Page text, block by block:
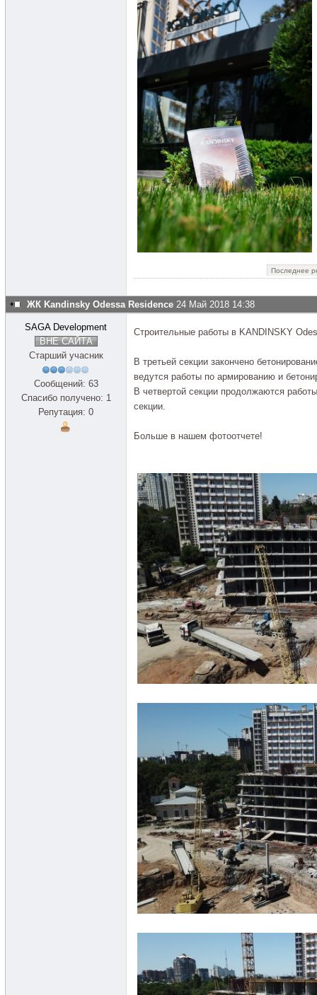
Последнее
ЖК Kandinsky Odessa Residence 24 Май 2018 14:38
SAGA Development
ВНЕ САЙТА
Старший учасник
Сообщений: 63
Спасибо получено: 1
Репутация: 0
Строительные работы в KANDINSKY
В третьей секции закончено
ведутся работы по армированию и
В четвертой секции продолжаются
секции.
Больше в нашем фотоотчете!